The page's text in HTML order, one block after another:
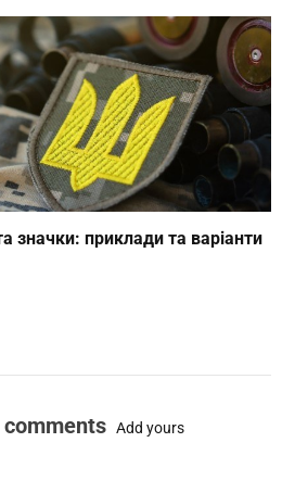
значки: приклади та варіанти
Add yours